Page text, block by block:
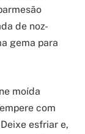
de noz-
gema para
moída
com
esfriar e,